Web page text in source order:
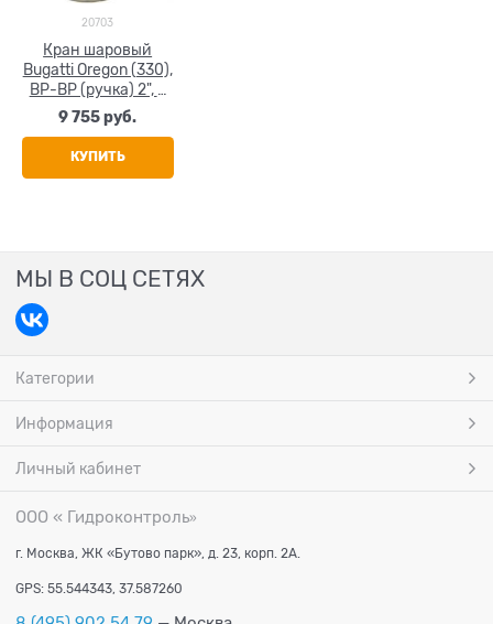
20703
Кран шаровый
Bugatti Oregon (330),
ВР-ВР (ручка) 2", с
заглушкой 1/4",
дренажным
вентилем
9 755 руб.
КУПИТЬ
МЫ В СОЦ СЕТЯХ
Категории
Информация
Личный кабинет
ООО « Гидроконтроль»
г. Москва, ЖК «Бутово парк», д. 23, корп. 2А.
GPS: 55.544343, 37.587260